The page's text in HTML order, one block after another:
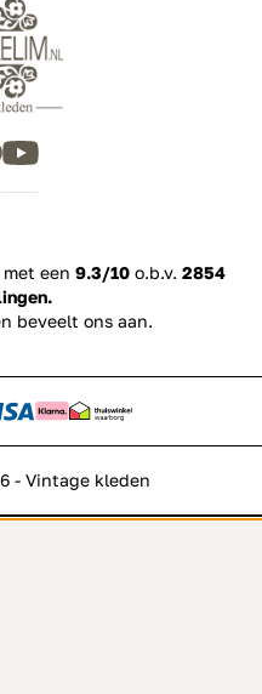
een 9.3/10 o.b.v. 2854
beveelt ons aan.
- Vintage kleden